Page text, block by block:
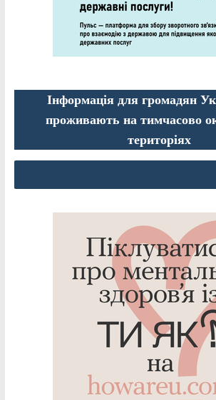
Інформація для громадян
проживають на тимчасово
територіях